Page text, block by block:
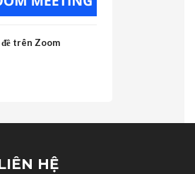
trên Zoom
HỆ